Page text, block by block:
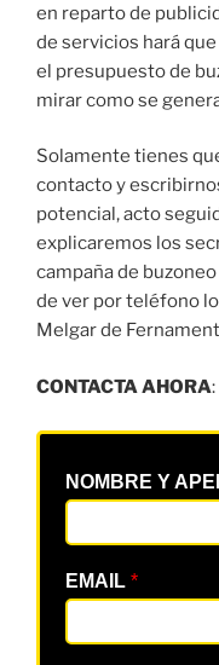
en reparto de
de servicios hará
el presupuesto de
mirar como se
Solamente tienes
contacto y
potencial, acto
explicaremos los
campaña de
de ver por teléfono
Melgar de
CONTACTA AHORA:
NOMBRE Y
EMAIL *